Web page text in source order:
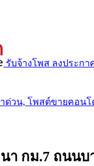
รับจ้างโพส ลงประก
ด่วน, โพสต์ขายคอน
กม.7 ถนนบา